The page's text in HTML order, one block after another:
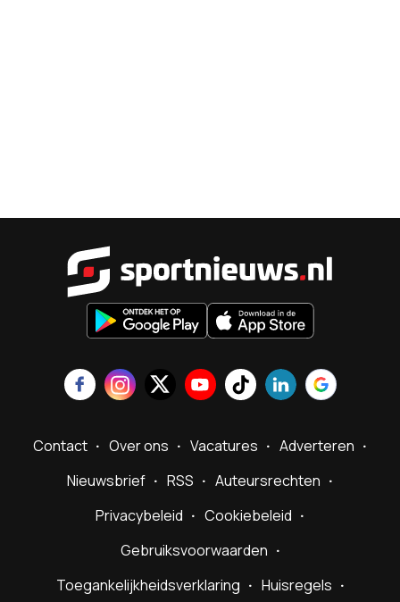
Contact Over ons Vacatures
Adverteren
Nieuwsbrief
RSS
Auteursrechten
Privacybeleid
Cookiebeleid
Gebruiksvoorwaarden
Toegankelijkheidsverklaring
Huisregels